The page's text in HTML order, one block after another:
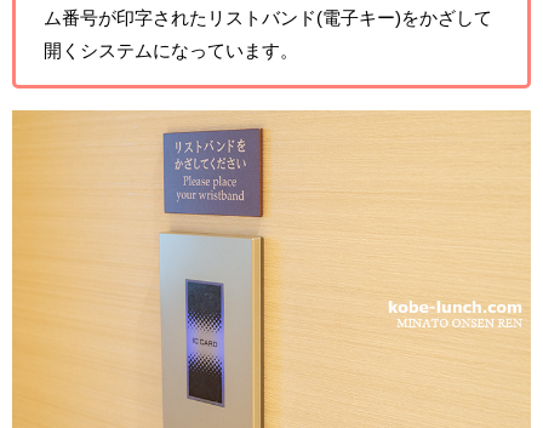
ム番号が印字されたリストバンド(電子キー)をかざして
開くシステムになっています。